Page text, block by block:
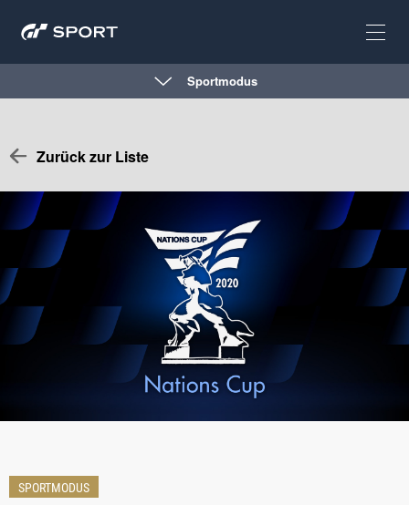
Sportmodus
Zurück zur Liste
SPORTMODUS